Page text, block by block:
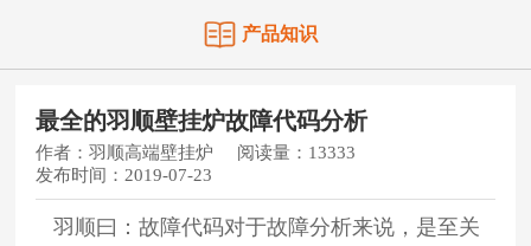
产品知识
最全的羽顺壁挂炉故障代码分析
作者：羽顺高端壁挂炉 阅读量： 13333
发布时间：2019-07-23
羽顺曰：故障代码对于故障分析来说，是至关